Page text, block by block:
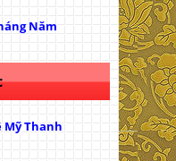
Năm
Mỹ Thanh